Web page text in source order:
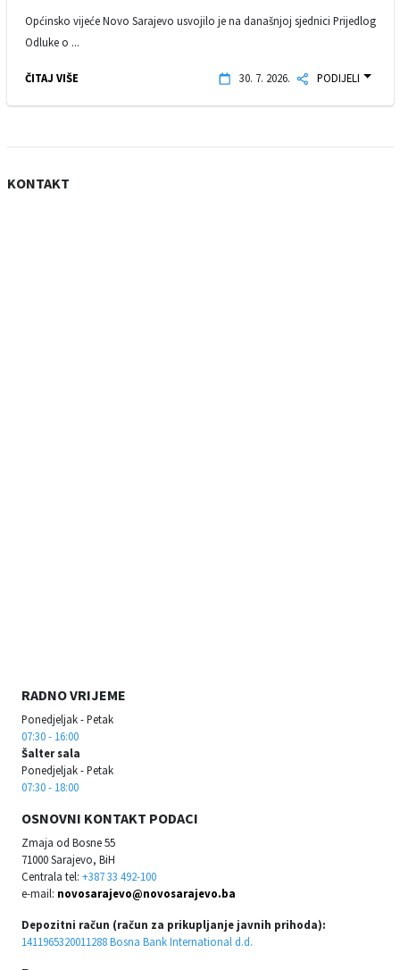
Općinsko vijeće Novo Sarajevo usvojilo je na današnjoj sjednici Prijedlog
Odluke o ...
ČITAJ VIŠE 30. 7. 2026. PODIJELI
KONTAKT
RADNO VRIJEME
Ponedjeljak - Petak
07:30 - 16:00
Šalter sala
Ponedjeljak - Petak
07:30 - 18:00
OSNOVNI KONTAKT PODACI
Zmaja od Bosne 55
71000 Sarajevo, BiH
Centrala tel: +387 33 492-100
e-mail: novosarajevo@novosarajevo.ba
Depozitni račun (račun za prikupljanje javnih prihoda):
1411965320011288 Bosna Bank International d.d.